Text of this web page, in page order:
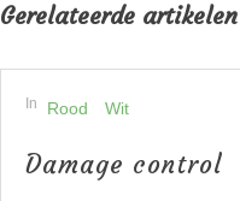
Gerelateerde artikelen
In Rood Wit
Damage control